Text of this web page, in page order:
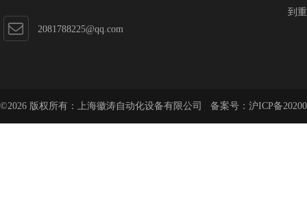
2081788225@qq.com
到
©2026 版权所有：上海徽涛自动化设备有限公司 备案号： 沪ICP备